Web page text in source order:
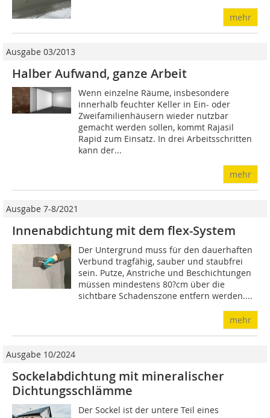
mehr
Ausgabe 03/2013
Halber Aufwand, ganze Arbeit
Wenn einzelne Räume, insbesondere
innerhalb feuchter Keller in Ein- oder
Zweifamilienhäusern wieder nutzbar
gemacht werden sollen, kommt Rajasil
Rapid zum Einsatz. In drei Arbeitsschritten
kann der...
mehr
Ausgabe 7-8/2021
Innenabdichtung mit dem flex-System
Der Untergrund muss für den dauerhaften
Verbund tragfähig, sauber und staubfrei
sein. Putze, Anstriche und Beschichtungen
müssen mindestens 80?cm über die
sichtbare Schadenszone entfern werden....
mehr
Ausgabe 10/2024
Sockelabdichtung mit mineralischer
Dichtungsschlämme
Der Sockel ist der untere Teil eines